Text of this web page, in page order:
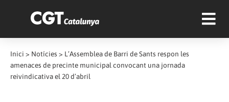
Inici > Notícies > L’Assemblea de Barri de Sants respon les
amenaces de precinte municipal convocant una jornada
reivindicativa el 20 d’abril